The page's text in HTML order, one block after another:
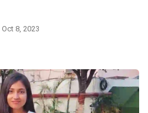
Oct 8, 2023